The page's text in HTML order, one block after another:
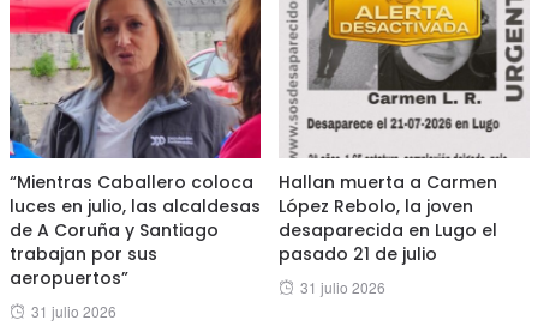
“Mientras Caballero coloca
luces en julio, las alcaldesas
de A Coruña y Santiago
trabajan por sus
aeropuertos”
Posted
31 julio 2026
Hallan muerta a Carmen
López Rebolo, la joven
desaparecida en Lugo el
pasado 21 de julio
Posted
31 julio 2026